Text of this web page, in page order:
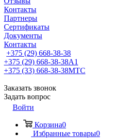
Контакты
Партнеры
Сертификаты
Документы
Контакты
+375 (29) 668-38-38
+375 (29) 668-38-38A1
+375 (33) 668-38-38МТС
Заказать звонок
Задать вопрос
Войти
Корзина0
Избранные товары0